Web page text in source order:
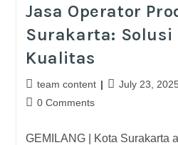
Jasa Operator
Surakarta: Solusi
Kualitas
team content July 23,
0 Comments
GEMILANG | Kota Surakarta